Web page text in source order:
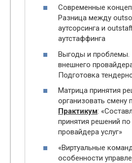
Современные
Разница между
аутсорсинга и
аутстаффинга
Выгоды и проблемы.
внешнего провайдера
Подготовка
Матрица принятия
организовать смену
Практикум:
принятия решений
провайдера услуг»
«Виртуальные
особенности